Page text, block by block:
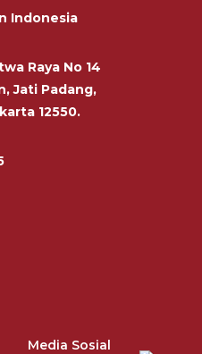
Indonesia
Raya No 14
Jati Padang,
12550.
Media Sosial